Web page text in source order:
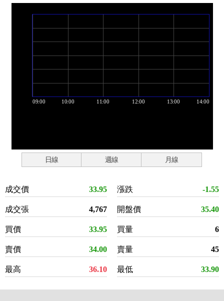
日線 週線 月線
成交價 33.95
成交張 4,767
買價 33.95
賣價 34.00
最高 36.10
漲跌 -1.55
開盤價 35.40
買量 6
賣量 45
最低 33.90